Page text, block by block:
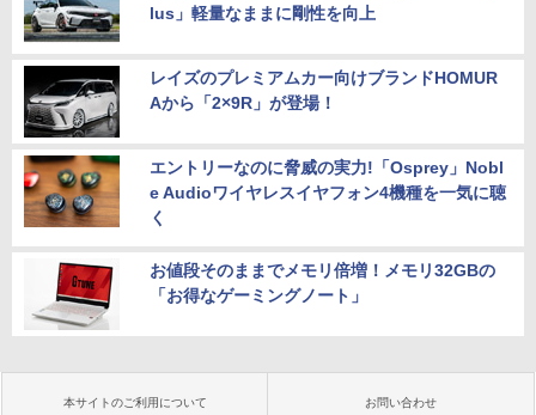
lus」軽量なままに剛性を向上
レイズのプレミアムカー向けブランドHOMUR
Aから「2×9R」が登場！
エントリーなのに脅威の実力!「Osprey」Nobl
e Audioワイヤレスイヤフォン4機種を一気に聴
く
お値段そのままでメモリ倍増！メモリ32GBの
「お得なゲーミングノート」
本サイトのご利用について お問い合わせ